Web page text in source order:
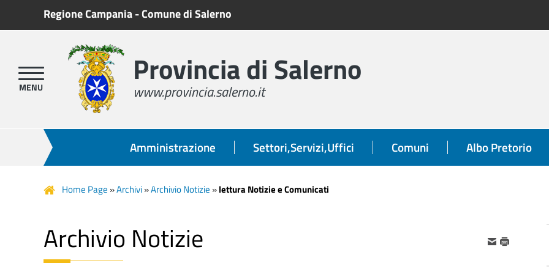
Regione Campania-Comune di Salerno
Provincia di Salerno
www.provincia.salerno.it
Amministrazione Settori,Servizi,Uffici Comuni Albo Pretorio
Home Page »Archivi»Archivio Notizie »lettura Notizie e Comunicati
Archivio Notizie